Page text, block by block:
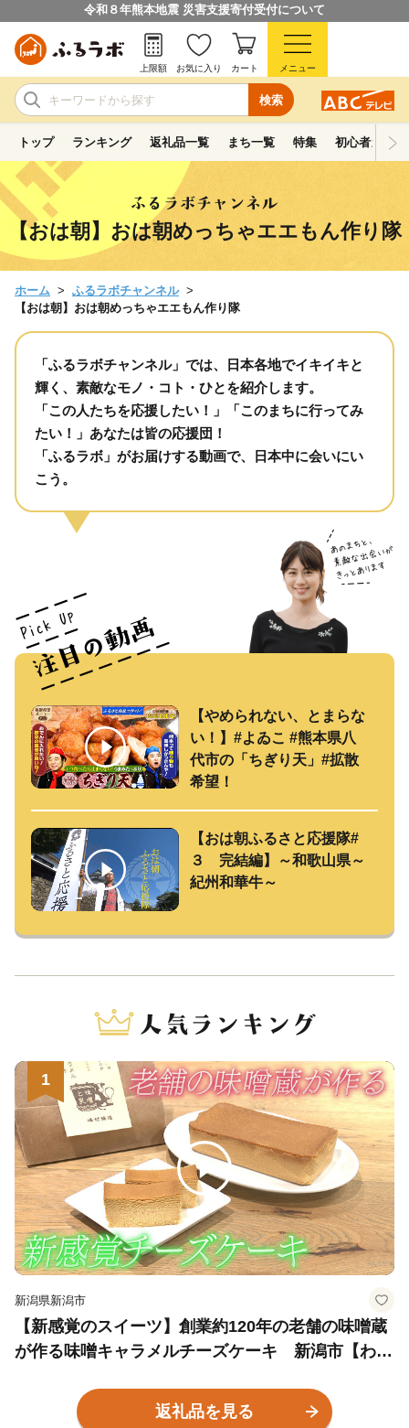
令和８年熊本地震 災害支援寄付受付について
検索
上限額 お気に入り カート メニュー
トップ ランキング 返礼品一覧 まち一覧 特集 初心者ガイド
【おは朝】おは朝めっちゃエエもん作り隊
ホーム
ふるラボチャンネル
【おは朝】おは朝めっちゃエエもん作り隊
「ふるラボチャンネル」では、日本各地でイキイキと
輝く、素敵なモノ・コト・ひとを紹介します。
「この人たちを応援したい！」「このまちに行ってみ
たい！」あなたは皆の応援団！
「ふるラボ」がお届けする動画で、日本中に会いにい
こう。
【やめられない、とまらな
い！】#よゐこ #熊本県八
代市の「ちぎり天」#拡散
希望！
【おは朝ふるさと応援隊#
３ 完結編】～和歌山県～
紀州和華牛～
1
新潟県新潟市
【新感覚のスイーツ】創業約120年の老舗の味噌蔵
が作る味噌キャラメルチーズケーキ 新潟市【わが
返礼品を見る